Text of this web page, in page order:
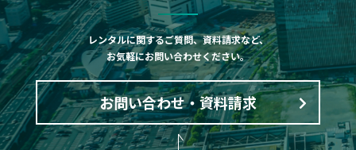
レンタルに関するご質問、資料請求など、
お気軽にお問い合わせください。
お問い合わせ・資料請求